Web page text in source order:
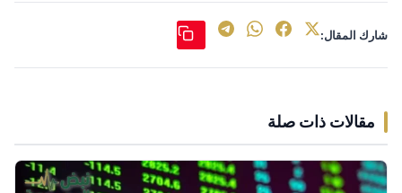
شارك المقال:
مقالات ذات صلة